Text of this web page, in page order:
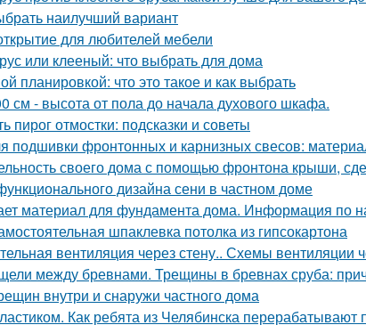
наилучший вариант
для любителей мебели
или клееный: что выбрать для дома
планировкой: что это такое и как выбрать
см - высота от пола до начала духового шкафа.
пирог отмостки: подсказки и советы
подшивки фронтонных и карнизных свесов:
своего дома с помощью фронтона крыши,
дизайна сени в частном доме
материал для фундамента дома. Информация по
шпаклевка потолка из гипсокартона
вентиляция через стену.. Схемы вентиляции
между бревнами. Трещины в бревнах сруба:
внутри и снаружи частного дома
Как ребята из Челябинска